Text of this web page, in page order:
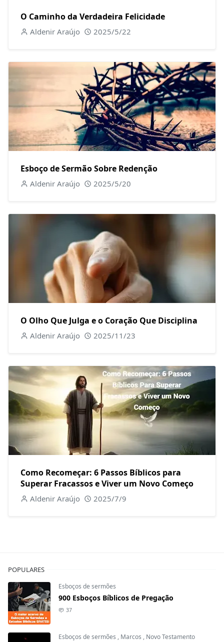
O Caminho da Verdadeira Felicidade
Aldenir Araújo 2025/5/22
Esboço de Sermão Sobre Redenção
Aldenir Araújo 2025/5/20
O Olho Que Julga e o Coração Que Disciplina
Aldenir Araújo 2025/11/23
Como Recomeçar: 6 Passos Bíblicos para
Superar Fracassos e Viver um Novo Começo
Aldenir Araújo 2025/7/9
POPULARES
Esboços de sermões
900 Esboços Bíblicos de Pregação
37
Esboços de sermões , Marcos , Novo Testamento